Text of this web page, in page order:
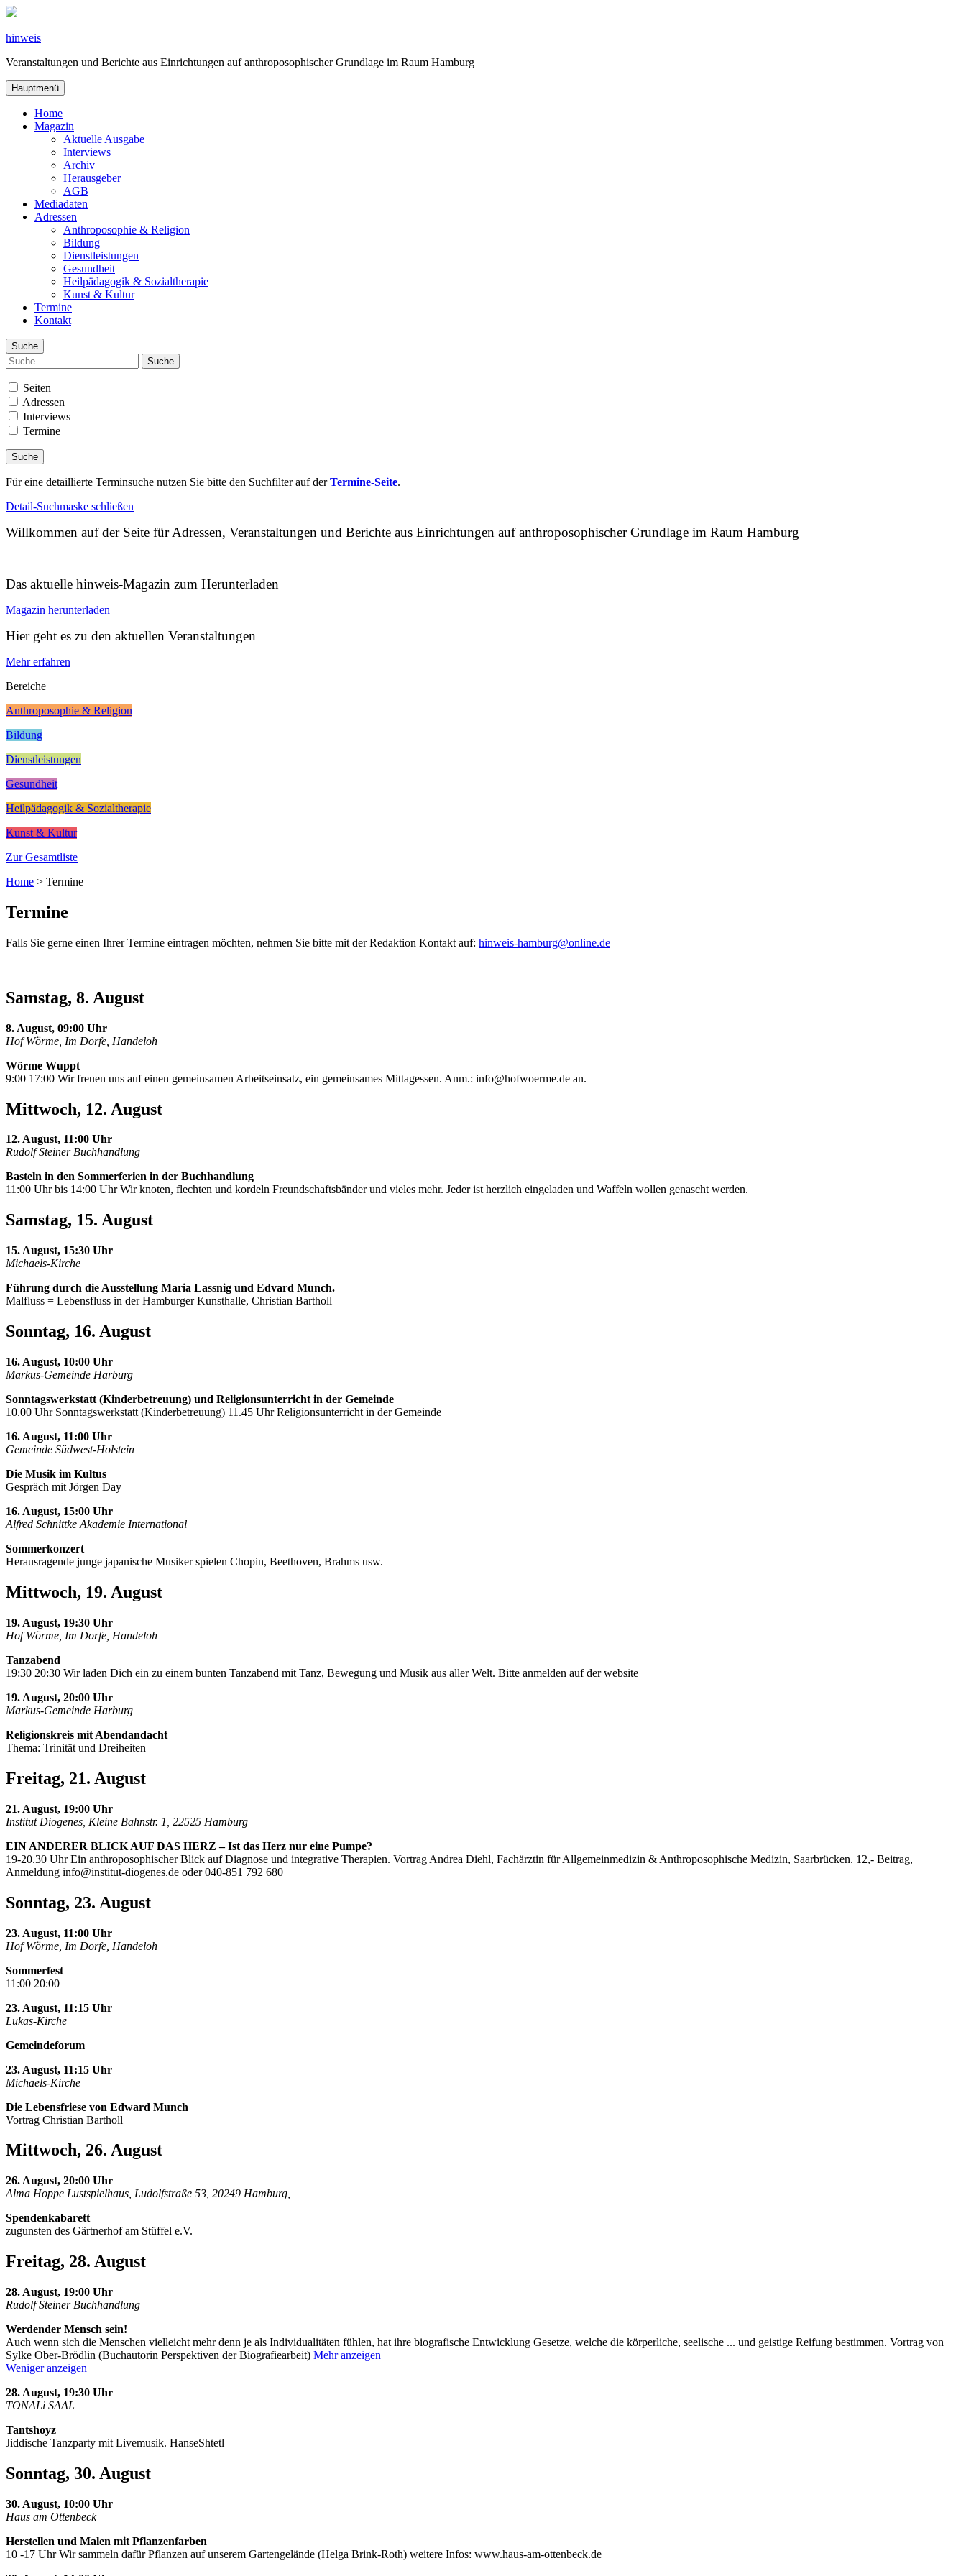
Zum
springen
hinweis
Veranstaltungen und Berichte aus Einrichtungen auf anthroposophischer Grundlage im Raum Hamburg
Hauptmenü
Home
Magazin
Aktuelle Ausgabe
Interviews
Archiv
Herausgeber
AGB
Mediadaten
Adressen
Anthroposophie & Religion
Bildung
Dienstleistungen
Gesundheit
Heilpädagogik & Sozialtherapie
Kunst & Kultur
Termine
Kontakt
Suche
Suchen
nach:
Seiten
Adressen
Interviews
Termine
Für eine detaillierte Terminsuche nutzen Sie bitte den Suchfilter auf derTermine-Seite.
Detail-Suchmaske schließen
Willkommen auf der Seite für Adressen, Veranstaltungen und Berichte aus Einrichtungen auf anthroposophischer Grundlage im Raum Hamburg
Das aktuelle hinweis-Magazin zum Herunterladen
Magazin herunterladen
Hier geht es zu den aktuellen Veranstaltungen
Mehr erfahren
Bereiche
Anthroposophie & Religion
Bildung
Dienstleistungen
Gesundheit
Heilpädagogik & Sozialtherapie
Kunst & Kultur
Zur Gesamtliste
Home > Termine
Termine
Falls Sie gerne einen Ihrer Termine eintragen möchten, nehmen Sie bitte mit der Redaktion Kontakt auf: hinweis-hamburg@online.de
Samstag, 8. August
8. August, 09:00 Uhr
Hof Wörme, Im Dorfe, Handeloh
Wörme Wuppt
9:00 17:00 Wir freuen uns auf einen gemeinsamen Arbeitseinsatz, ein gemeinsames Mittagessen. Anm.: info@hofwoerme.de an.
Mittwoch, 12. August
12. August, 11:00 Uhr
Rudolf Steiner Buchhandlung
Basteln in den Sommerferien in der Buchhandlung
11:00 Uhr bis 14:00 Uhr Wir knoten, flechten und kordeln Freundschaftsbänder und vieles mehr. Jeder ist herzlich eingeladen und Waffeln wollen genascht werden.
Samstag, 15. August
15. August, 15:30 Uhr
Michaels-Kirche
Führung durch die Ausstellung Maria Lassnig und Edvard Munch.
Malfluss = Lebensfluss in der Hamburger Kunsthalle, Christian Bartholl
Sonntag, 16. August
16. August, 10:00 Uhr
Markus-Gemeinde Harburg
Sonntagswerkstatt (Kinderbetreuung) und Religionsunterricht in der Gemeinde
10.00 Uhr Sonntagswerkstatt (Kinderbetreuung) 11.45 Uhr Religionsunterricht in der Gemeinde
16. August, 11:00 Uhr
Gemeinde Südwest-Holstein
Die Musik im Kultus
Gespräch mit Jörgen Day
16. August, 15:00 Uhr
Alfred Schnittke Akademie International
Sommerkonzert
Herausragende junge japanische Musiker spielen Chopin, Beethoven, Brahms usw.
Mittwoch, 19. August
19. August, 19:30 Uhr
Hof Wörme, Im Dorfe, Handeloh
Tanzabend
19:30 20:30 Wir laden Dich ein zu einem bunten Tanzabend mit Tanz, Bewegung und Musik aus aller Welt. Bitte anmelden auf der website
19. August, 20:00 Uhr
Markus-Gemeinde Harburg
Religionskreis mit Abendandacht
Thema: Trinität und Dreiheiten
Freitag, 21. August
21. August, 19:00 Uhr
Institut Diogenes, Kleine Bahnstr. 1, 22525 Hamburg
EIN ANDERER BLICK AUF DAS HERZ – Ist das Herz nur eine Pumpe?
19-20.30 Uhr Ein anthroposophischer Blick auf Diagnose und integrative Therapien. Vortrag Andrea Diehl, Fachärztin für Allgemeinmedizin & Anthroposophische Medizin, Saarbrücken. 12,- Beitrag,
Anmeldung info@institut-diogenes.de oder 040-851 792 680
Sonntag, 23. August
23. August, 11:00 Uhr
Hof Wörme, Im Dorfe, Handeloh
Sommerfest
11:00 20:00
23. August, 11:15 Uhr
Lukas-Kirche
Gemeindeforum
23. August, 11:15 Uhr
Michaels-Kirche
Die Lebensfriese von Edward Munch
Vortrag Christian Bartholl
Mittwoch, 26. August
26. August, 20:00 Uhr
Alma Hoppe Lustspielhaus, Ludolfstraße 53, 20249 Hamburg,
Spendenkabarett
zugunsten des Gärtnerhof am Stüffel e.V.
Freitag, 28. August
28. August, 19:00 Uhr
Rudolf Steiner Buchhandlung
Werdender Mensch sein!
Auch wenn sich die Menschen vielleicht mehr denn je als Individualitäten fühlen, hat ihre biografische Entwicklung Gesetze, welche die körperliche, seelische ... und geistige Reifung bestimmen. Vortrag von
Sylke Ober-Brödlin (Buchautorin Perspektiven der Biografiearbeit) Mehr anzeigen
Weniger anzeigen
28. August, 19:30 Uhr
TONALi SAAL
Tantshoyz
Jiddische Tanzparty mit Livemusik. HanseShtetl
Sonntag, 30. August
30. August, 10:00 Uhr
Haus am Ottenbeck
Herstellen und Malen mit Pflanzenfarben
10 -17 Uhr Wir sammeln dafür Pflanzen auf unserem Gartengelände (Helga Brink-Roth) weitere Infos: www.haus-am-ottenbeck.de